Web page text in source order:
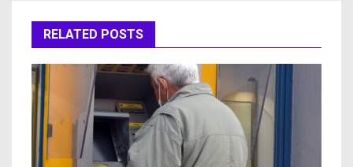
RELATED POSTS